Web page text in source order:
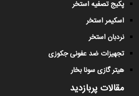
پکیج تصفیه استخر
اسکیمر استخر
نردبان استخر
تجهیزات ضد عفونی جکوزی
هیتر گازی سونا بخار
مقالات پربازدید